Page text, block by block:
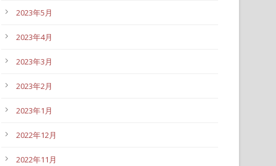
2023年5月
2023年4月
2023年3月
2023年2月
2023年1月
2022年12月
2022年11月